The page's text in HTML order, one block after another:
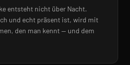
entsteht nicht über Nacht.
und echt präsent ist, wird mit
den man kennt — und dem